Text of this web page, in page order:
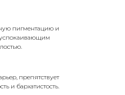
пигментацию и
успокаивающим
препятствует
и бархатистость.